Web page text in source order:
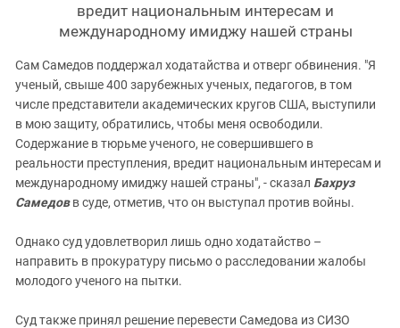
вредит национальным интересам и
международному имиджу нашей страны
Сам Самедов поддержал ходатайства и отверг обвинения. "Я
ученый, свыше 400 зарубежных ученых, педагогов, в том
числе представители академических кругов США, выступили
в мою защиту, обратились, чтобы меня освободили.
Содержание в тюрьме ученого, не совершившего в
реальности преступления, вредит национальным интересам и
международному имиджу нашей страны", - сказал Бахруз
Самедовв суде, отметив, что он выступал против войны.
Однако суд удовлетворил лишь одно ходатайство –
направить в прокуратуру письмо о расследовании жалобы
молодого ученого на пытки.
Суд также принял решение перевести Самедова из СИЗО